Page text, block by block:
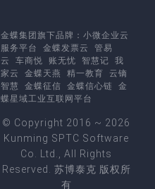
金蝶集团旗下品牌： 小微企业云
服务平台
金蝶发票云
管易
云
车商悦 账无忧 智慧记
我
家云
金蝶天燕 精一教育
云镝
智慧
金蝶征信 金蝶信心链
金
蝶星域工业互联网平台
© Copyright 2016 ~ 2026
Kunming SPTC Software
Co. Ltd., All Rights
Reserved. 苏博泰克 版权所
有